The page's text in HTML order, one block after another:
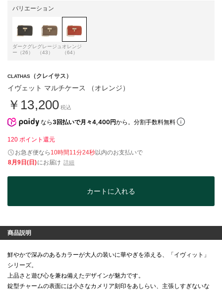
バリエーション
ダークグレ
ー（26）
グレージュ
（43）
オレンジ
（64）
CLATHAS （クレイサス）
イヴェット マルチケース （オレンジ）
￥13,200 税込
なら 3回払いで月々4,400円から。分割手数料無料
120 ポイント還元
お急ぎ便なら 10時間11分23秒以内のお支払いで
8月9日(日)にお届け 詳細
カートに入れる
商品説明
鮮やかで深みのあるカラーが大人の装いに華やぎを添える、「イヴィット」
シリーズ。
上品さと遊び心を兼ね備えたデザインが魅力です。
錠型チャームの表面には小さなカメリア刻印をあしらい、主張しすぎないな